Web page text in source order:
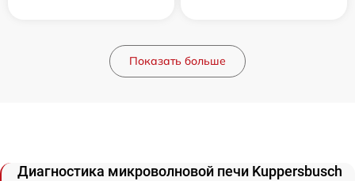
Показать больше
Диагностика микроволновой печи Kuppersbusch